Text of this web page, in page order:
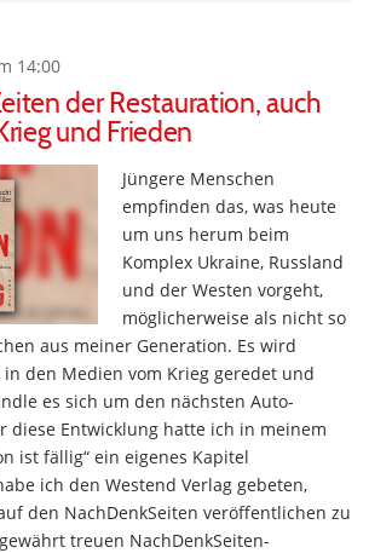
14:00
der Restauration, auch
und Frieden
Jüngere Menschen
empfinden das, was heute
um uns herum beim
Komplex Ukraine, Russland
und der Westen vorgeht,
möglicherweise als nicht so
aus meiner Generation. Es wird
den Medien vom Krieg geredet und
es sich um den nächsten Auto-
diese Entwicklung hatte ich in meinem
ist fällig“ ein eigenes Kapitel
ich den Westend Verlag gebeten,
den NachDenkSeiten veröffentlichen zu
treuen NachDenkSeiten-